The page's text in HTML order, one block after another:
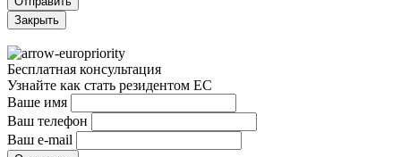
Закрыть
Бесплатная консультация
Узнайте как стать резидентом ЕС
Ваше имя
Ваш телефон
Ваш e-mail